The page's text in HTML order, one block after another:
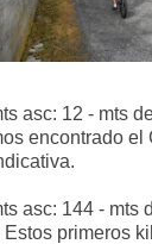
asc: 12 - mts
encontrado el
asc: 144 - mts
primeros